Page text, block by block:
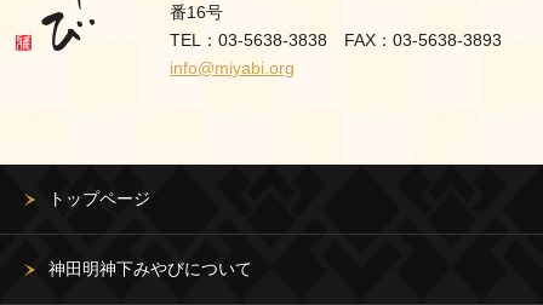
番16号
TEL：03-5638-3838 FAX：03-5638-3893
info@miyabi.org
トップページ
神田明神下みやびについて